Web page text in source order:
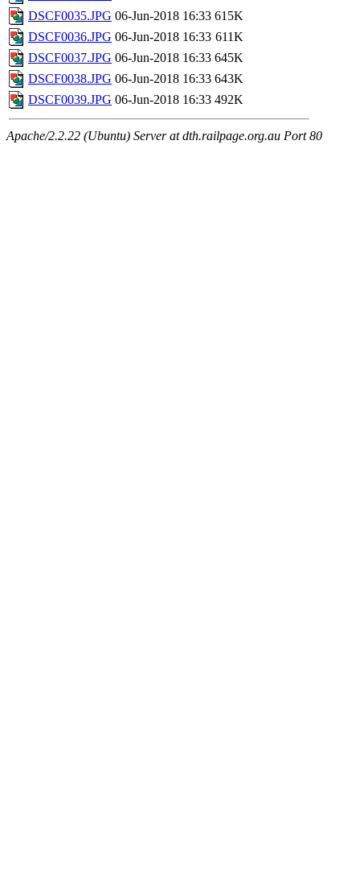
DSCF0035.JPG 06-Jun-2018 16:33 615K
DSCF0036.JPG 06-Jun-2018 16:33 611K
DSCF0037.JPG 06-Jun-2018 16:33 645K
DSCF0038.JPG 06-Jun-2018 16:33 643K
DSCF0039.JPG 06-Jun-2018 16:33 492K
Apache/2.2.22 (Ubuntu) Server at dth.railpage.org.au Port 80